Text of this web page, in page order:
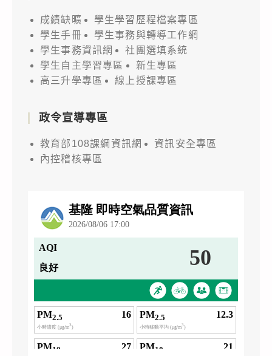
成績缺曠
學生學習歷程檔案專區
學生手冊
學生事務與轉導工作網
學生事務資訊網
社團選填系統
學生自主學習專區
新生專區
高三升學專區
線上授課專區
政令宣導專區
教育部108課綱資訊網
資訊安全專區
內控稽核專區